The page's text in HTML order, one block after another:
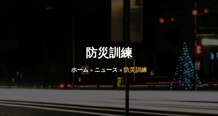
防災訓練
ホーム » ニュース » 防災訓練